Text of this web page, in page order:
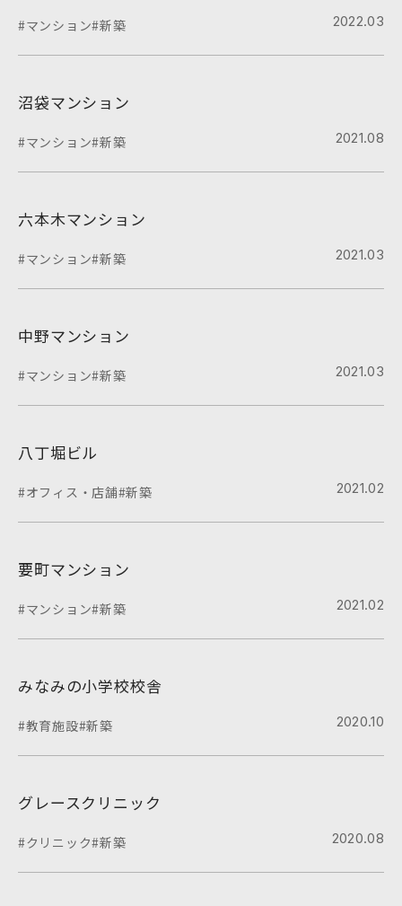
#マンション#新築 2022.03
沼袋マンション
#マンション#新築 2021.08
六本木マンション
#マンション#新築 2021.03
中野マンション
#マンション#新築 2021.03
八丁堀ビル
#オフィス・店舗#新築 2021.02
要町マンション
#マンション#新築 2021.02
みなみの小学校校舎
#教育施設#新築 2020.10
グレースクリニック
#クリニック#新築 2020.08